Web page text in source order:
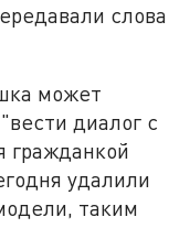
слова
может
диалог с
гражданкой
удалили
таким